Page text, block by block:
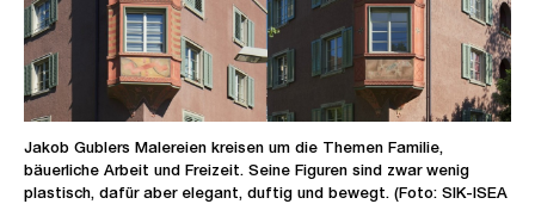
Jakob Gublers Malereien kreisen um die Themen Familie,
bäuerliche Arbeit und Freizeit. Seine Figuren sind zwar wenig
plastisch, dafür aber elegant, duftig und bewegt. (Foto: SIK-ISEA